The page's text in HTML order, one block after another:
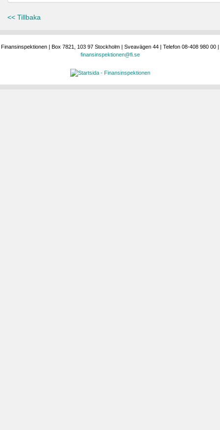
<< Tillbaka
Finansinspektionen | Box 7821, 103 97 Stockholm | Sveavägen 44 | Telefon 08-408 980 00 |
finansinspektionen@fi.se